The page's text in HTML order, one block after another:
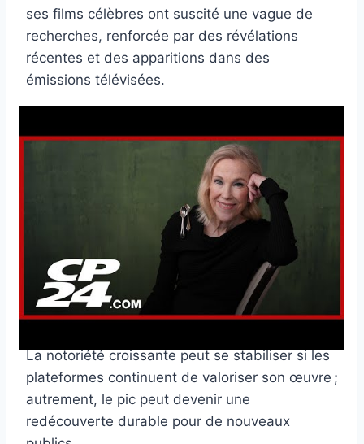
ses films célèbres ont suscité une vague de
recherches, renforcée par des révélations
récentes et des apparitions dans des
émissions télévisées.
Quels films ou rôles incitent le
public à la rechercher ?
Les scènes marquantes et les personnages
emblématiques restent au cœur de l’intérêt ; ce
sont souvent des extraits précis issus de films
célèbres qui relancent la curiosité.
Cette attention va-t-elle durer ?
La notoriété croissante peut se stabiliser si les
plateformes continuent de valoriser son œuvre ;
autrement, le pic peut devenir une
redécouverte durable pour de nouveaux